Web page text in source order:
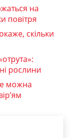
на
повітря
скільки
рослини
можна